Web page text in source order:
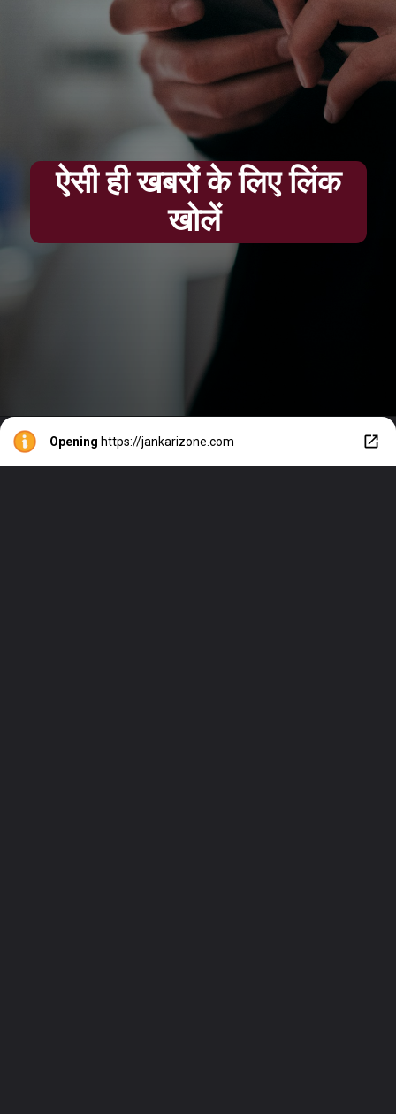
ऐसी ही खबरों के लिए लिंक
खोलें
Opening https://jankarizone.com